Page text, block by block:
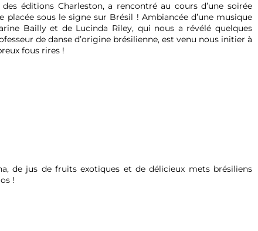
éditions Charleston, a rencontré au cours d’une soirée
sous le signe sur Brésil ! Ambiancée d’une musique
Bailly et de Lucinda Riley, qui nous a révélé quelques
de danse d’origine brésilienne, est venu nous initier à
fous rires !
de jus de fruits exotiques et de délicieux mets brésiliens
!